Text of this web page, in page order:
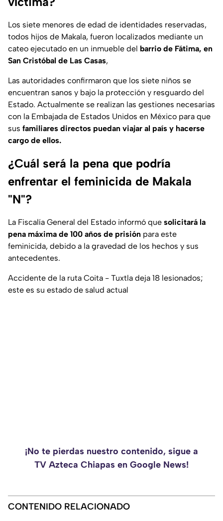
Los siete menores de edad de identidades reservadas,
todos hijos de Makala, fueron localizados mediante un
cateo ejecutado en un inmueble del barrio de Fátima, en
San Cristóbal de Las Casas,
Las autoridades confirmaron que los siete niños se
encuentran sanos y bajo la protección y resguardo del
Estado. Actualmente se realizan las gestiones necesarias
con la Embajada de Estados Unidos en México para que
sus familiares directos puedan viajar al país y hacerse
cargo de ellos.
¿Cuál será la pena que podría
enfrentar el feminicida de Makala
"N"?
La Fiscalía General del Estado informó que solicitará la
pena máxima de 100 años de prisión para este
feminicida, debido a la gravedad de los hechos y sus
antecedentes.
Accidente de la ruta Coita - Tuxtla deja 18 lesionados;
este es su estado de salud actual
¡No te pierdas nuestro contenido, sigue a
TV Azteca Chiapas en Google News!
CONTENIDO RELACIONADO